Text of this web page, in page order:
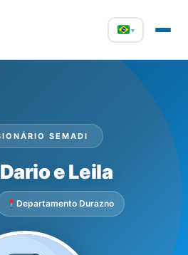
▾
SEMADI
e Leila
Departamento Durazno